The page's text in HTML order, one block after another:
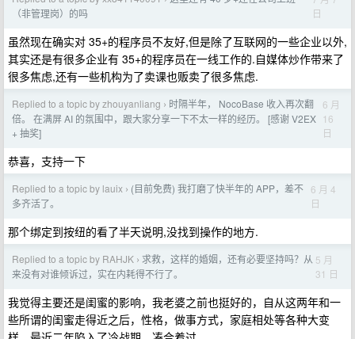
（非管理岗）的吗
日
虽然现在确实对 35+的程序员不友好,但是除了互联网的一些企业以外,
其实还是有很多企业有 35+的程序员在一线工作的.自媒体炒作带来了
很多焦虑,还有一些机构为了卖课也贩卖了很多焦虑.
Replied to a topic by zhouyanliang › 时隔半年， NocoBase 收入再次翻
倍。 在满屏 AI 的氛围中，跟大家分享一下不太一样的经历。 [感谢 V2EX
+ 抽奖]
6 月
16
日
恭喜，支持一下
Replied to a topic by lauix › (目前免费) 我打磨了快半年的 APP，差不
多齐活了。
6 月 4
日
那个绑定到按纽的看了半天说明,没找到操作的地方.
Replied to a topic by RAHJK › 求救，这样的婚姻，还有必要坚持吗？从
来没有对谁倾诉过，实在内耗得不行了。
5 月
31 日
我觉得主要还是闺蜜的影响，我老婆之前也挺好的，自从这两年和一
些所谓的闺蜜走得近之后，性格，做事方式，家庭相处等各种大变